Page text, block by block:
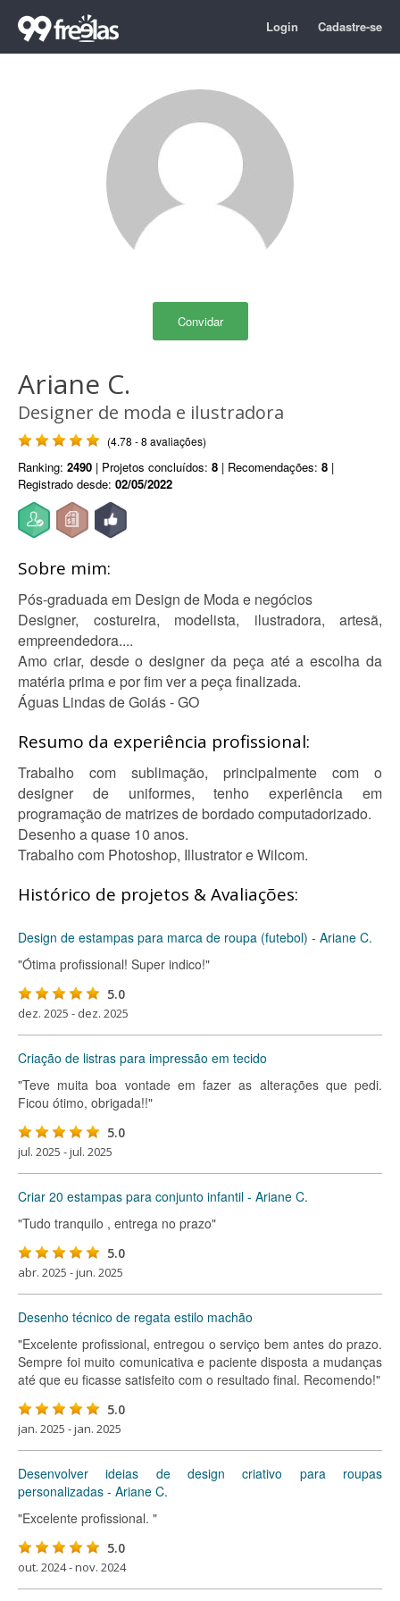
Login Cadastre-se
Convidar
Ariane C.
Designer de moda e ilustradora
(4.78 - 8 avaliações)
Ranking: 2490 | Projetos concluídos: 8 | Recomendações: 8 |
Registrado desde: 02/05/2022
Sobre mim:
Pós-graduada em Design de Moda e negócios
Designer, costureira, modelista, ilustradora, artesã,
empreendedora....
Amo criar, desde o designer da peça até a escolha da
matéria prima e por fim ver a peça finalizada.
Águas Lindas de Goiás - GO
Resumo da experiência profissional:
Trabalho com sublimação, principalmente com o
designer de uniformes, tenho experiência em
programação de matrizes de bordado computadorizado.
Desenho a quase 10 anos.
Trabalho com Photoshop, Illustrator e Wilcom.
Histórico de projetos & Avaliações:
Design de estampas para marca de roupa (futebol) - Ariane C.
"Ótima profissional! Super indico!"
5.0
dez. 2025 - dez. 2025
Criação de listras para impressão em tecido
"Teve muita boa vontade em fazer as alterações que pedi.
Ficou ótimo, obrigada!!"
5.0
jul. 2025 - jul. 2025
Criar 20 estampas para conjunto infantil - Ariane C.
"Tudo tranquilo , entrega no prazo"
5.0
abr. 2025 - jun. 2025
Desenho técnico de regata estilo machão
"Excelente profissional, entregou o serviço bem antes do prazo.
Sempre foi muito comunicativa e paciente disposta a mudanças
até que eu ficasse satisfeito com o resultado final. Recomendo!"
5.0
jan. 2025 - jan. 2025
Desenvolver ideias de design criativo para roupas
personalizadas - Ariane C.
"Excelente profissional. "
5.0
out. 2024 - nov. 2024